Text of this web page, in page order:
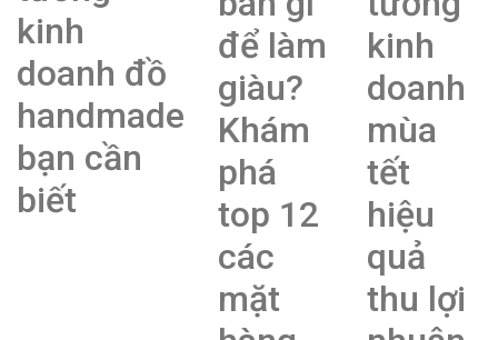
kinh
doanh đồ
handmade
bạn cần
biết
để làm
giàu?
Khám
phá
top 12
các
mặt
kinh
doanh
mùa
tết
hiệu
quả
thu lợi